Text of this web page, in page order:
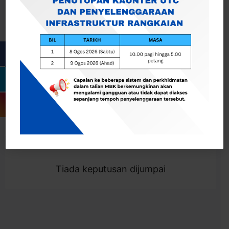
Togol Penapis
Showing 0 result
Tiada keputusan dijumpai